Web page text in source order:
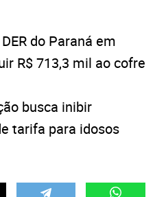
do Paraná em
R$ 713,3 mil ao cofre
busca inibir
tarifa para idosos